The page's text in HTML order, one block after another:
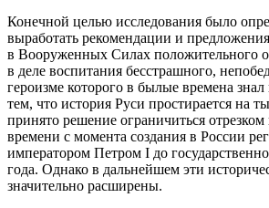
Конечной целью исследования было
выработать рекомендации и
в Вооруженных Силах положительного
в деле воспитания бесстрашного,
героизме которого в былые времена
тем, что история Руси простирается на
принято решение ограничиться отрезком
времени с момента создания в России
императором Петром I до
года. Однако в дальнейшем эти
значительно расширены.